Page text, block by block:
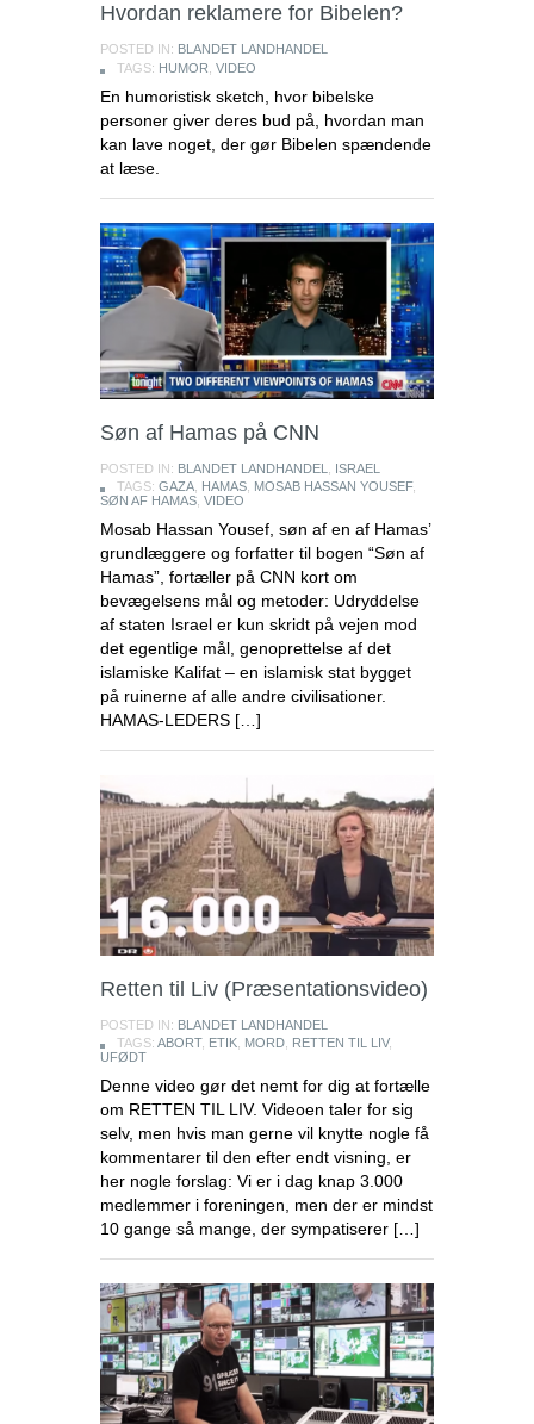
Hvordan reklamere for Bibelen?
POSTED IN: BLANDET LANDHANDEL
TAGS: HUMOR, VIDEO
En humoristisk sketch, hvor bibelske
personer giver deres bud på, hvordan man
kan lave noget, der gør Bibelen spændende
at læse.
Søn af Hamas på CNN
POSTED IN: BLANDET LANDHANDEL
ISRAEL
TAGS: GAZA HAMAS MOSAB HASSAN YOUSEF,
SØN AF HAMAS VIDEO
Mosab Hassan Yousef, søn af en af Hamas’
grundlæggere og forfatter til bogen “Søn af
Hamas”, fortæller på CNN kort om
bevægelsens mål og metoder: Udryddelse
af staten Israel er kun skridt på vejen mod
det egentlige mål, genoprettelse af det
islamiske Kalifat – en islamisk stat bygget
på ruinerne af alle andre civilisationer.
HAMAS-LEDERS […]
Retten til Liv (Præsentationsvideo)
POSTED IN: BLANDET LANDHANDEL
TAGS: ABORT, ETIK MORD RETTEN TIL LIV,
UFØDT
Denne video gør det nemt for dig at fortælle
om RETTEN TIL LIV. Videoen taler for sig
selv, men hvis man gerne vil knytte nogle få
kommentarer til den efter endt visning, er
her nogle forslag: Vi er i dag knap 3.000
medlemmer i foreningen, men der er mindst
10 gange så mange, der sympatiserer […]